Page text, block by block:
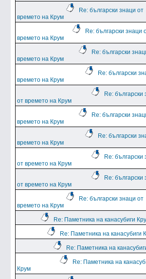
Re: български знаци от
времето на Крум
Re: български знаци
времето на Крум
Re: български
времето на Крум
Re: български
времето на Крум
Re: български
от времето на Крум
Re: български
времето на Крум
Re: български
времето на Крум
Re: български
от времето на Крум
Re: български
от времето на Крум
Re: български знаци от
времето на Крум
Re: Паметника на канасубиги
Re: Паметника на канасубиги
Re: Паметника на
Re: Паметника на
Крум